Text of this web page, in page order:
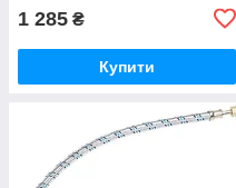
1 285 ₴
Купити